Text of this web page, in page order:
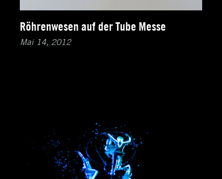
Röhrenwesen auf der Tube Messe
Mai 14, 2012